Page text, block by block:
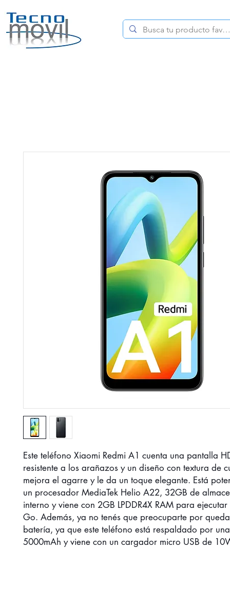
Este teléfono Xiaomi Redmi A1 cuenta una pantalla
resistente a los arañazos y un diseño con textura de
mejora el agarre y le da un toque elegante. Está
un procesador MediaTek Helio A22, 32GB de
interno y viene con 2GB LPDDR4X RAM para
Go. Además, ya no tenés que preocuparte por
batería, ya que este teléfono está respaldado por
5000mAh y viene con un cargador micro USB de